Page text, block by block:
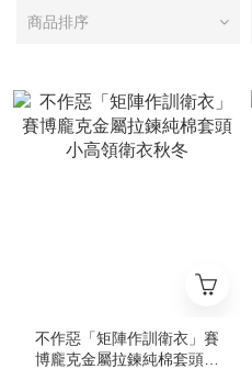
商品排序
不作惡「矩陣作訓衛衣」賽
博龐克金屬拉鍊純棉套頭小